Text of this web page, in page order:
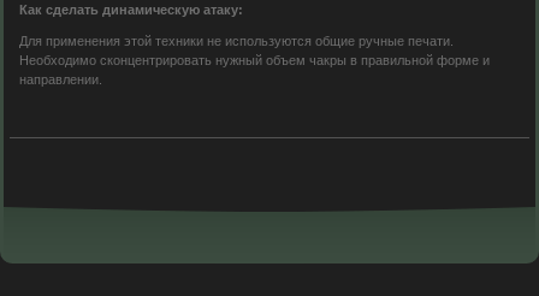
Как сделать динамическую атаку:
Для применения этой техники не используются общие ручные печати.
Необходимо сконцентрировать нужный объем чакры в правильной форме и
направлении.